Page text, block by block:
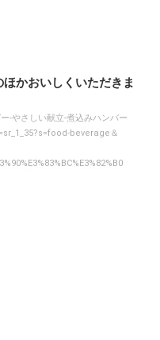
かおいしくいただきま
やさしい献立-煮込みハンバー
beverage＆